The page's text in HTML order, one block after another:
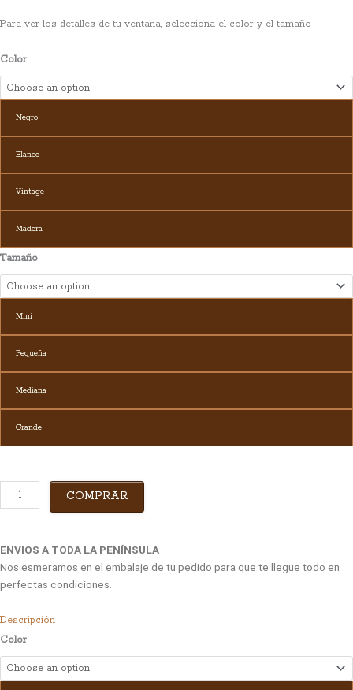
Para ver los detalles de tu ventana, selecciona el color y el tamaño
Color
Negro
Blanco
Vintage
Madera
Tamaño
Mini
Pequeña
Mediana
Grande
COMPRAR
ENVIOS A TODA LA PENÍNSULA
Nos esmeramos en el embalaje de tu pedido para que te llegue todo en
perfectas condiciones.
Descripción
Color